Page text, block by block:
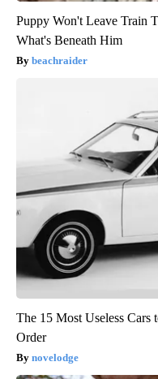
Puppy Won't Leave Train
What's Beneath Him
beachraider
The 15 Most Useless Cars
Order
novelodge